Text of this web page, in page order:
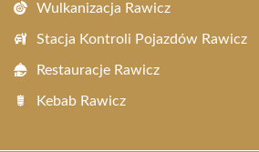
Wulkanizacja Rawicz
Stacja Kontroli Pojazdów Rawicz
Restauracje Rawicz
Kebab Rawicz